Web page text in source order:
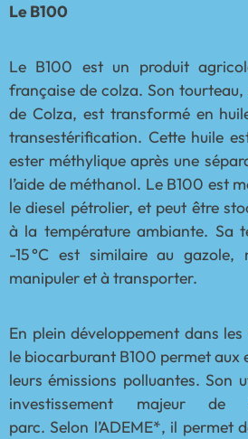
Le B100
Le B100 est un produit
française de colza. Son tourteau,
de Colza, est transformé en
transestérification. Cette huile
ester méthylique après une
l’aide de méthanol. Le B100 est
le diesel pétrolier, et peut être
à la température ambiante. Sa
-15 °C est similaire au
manipuler et à transporter.
En plein développement dans
le biocarburant B100 permet aux
leurs émissions polluantes. Son
investissement majeur de
parc.Selon l’ADEME*, il permet